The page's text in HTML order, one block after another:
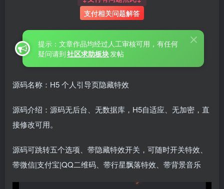
支付相关问题解答
提示：文章作品均经过人工审核可用，有任何
疑问请到社区求助板块发帖
源码名称：H5 个人引导页隐藏特效
源码介绍：源码无后台、无数据库，H5自适应、无加密，直
接修改可用。
源码可跳转五个选项、带隐藏特效开关，可随时开关特效、
带微信|支付宝|QQ二维码、带行星飘落特效、带背景音乐